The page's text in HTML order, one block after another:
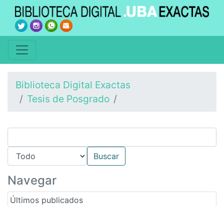
Biblioteca Digital Exactas
Tesis de Posgrado
Navegar
Últimos publicados